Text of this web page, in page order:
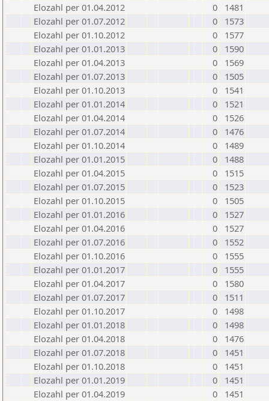
Elozahl per 01.04.2012
0
1481
Elozahl per 01.07.2012
0
1573
Elozahl per 01.10.2012
0
1577
Elozahl per 01.01.2013
0
1590
Elozahl per 01.04.2013
0
1569
Elozahl per 01.07.2013
0
1505
Elozahl per 01.10.2013
0
1541
Elozahl per 01.01.2014
0
1521
Elozahl per 01.04.2014
0
1526
Elozahl per 01.07.2014
0
1476
Elozahl per 01.10.2014
0
1489
Elozahl per 01.01.2015
0
1488
Elozahl per 01.04.2015
0
1515
Elozahl per 01.07.2015
0
1523
Elozahl per 01.10.2015
0
1505
Elozahl per 01.01.2016
0
1527
Elozahl per 01.04.2016
0
1527
Elozahl per 01.07.2016
0
1552
Elozahl per 01.10.2016
0
1555
Elozahl per 01.01.2017
0
1555
Elozahl per 01.04.2017
0
1580
Elozahl per 01.07.2017
0
1511
Elozahl per 01.10.2017
0
1498
Elozahl per 01.01.2018
0
1498
Elozahl per 01.04.2018
0
1476
Elozahl per 01.07.2018
0
1451
Elozahl per 01.10.2018
0
1451
Elozahl per 01.01.2019
0
1451
Elozahl per 01.04.2019
0
1451